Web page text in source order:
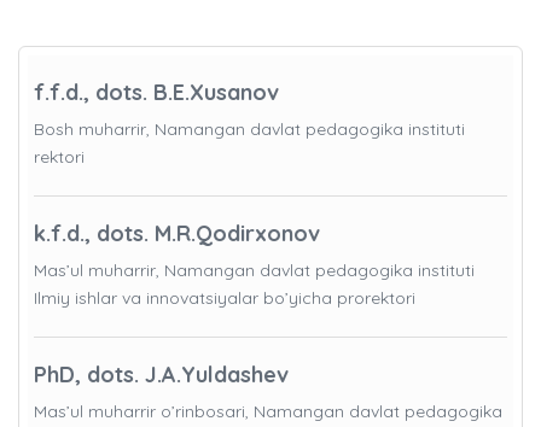
f.f.d., dots. B.E.Xusanov
Bosh muharrir, Namangan davlat pedagogika instituti
rektori
k.f.d., dots. M.R.Qodirxonov
Mas’ul muharrir, Namangan davlat pedagogika instituti
Ilmiy ishlar va innovatsiyalar bo’yicha prorektori
PhD, dots. J.A.Yuldashev
Mas’ul muharrir o’rinbosari, Namangan davlat pedagogika